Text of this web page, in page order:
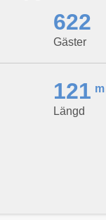
Gäster
622
Längd
121 m